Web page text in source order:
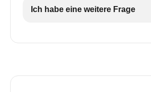
Ich habe eine weitere Frage